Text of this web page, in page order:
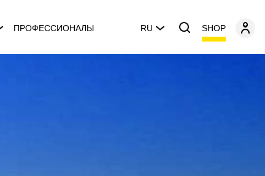
ПРОФЕССИОНАЛЫ RU SHOP